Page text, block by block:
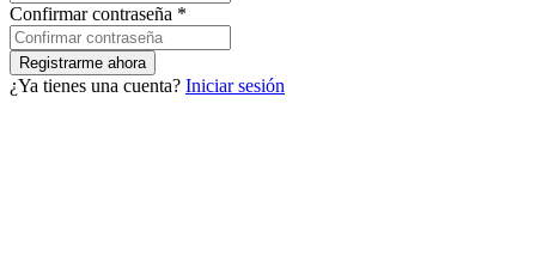
Confirmar contraseña *
¿Ya tienes una cuenta? Iniciar sesión